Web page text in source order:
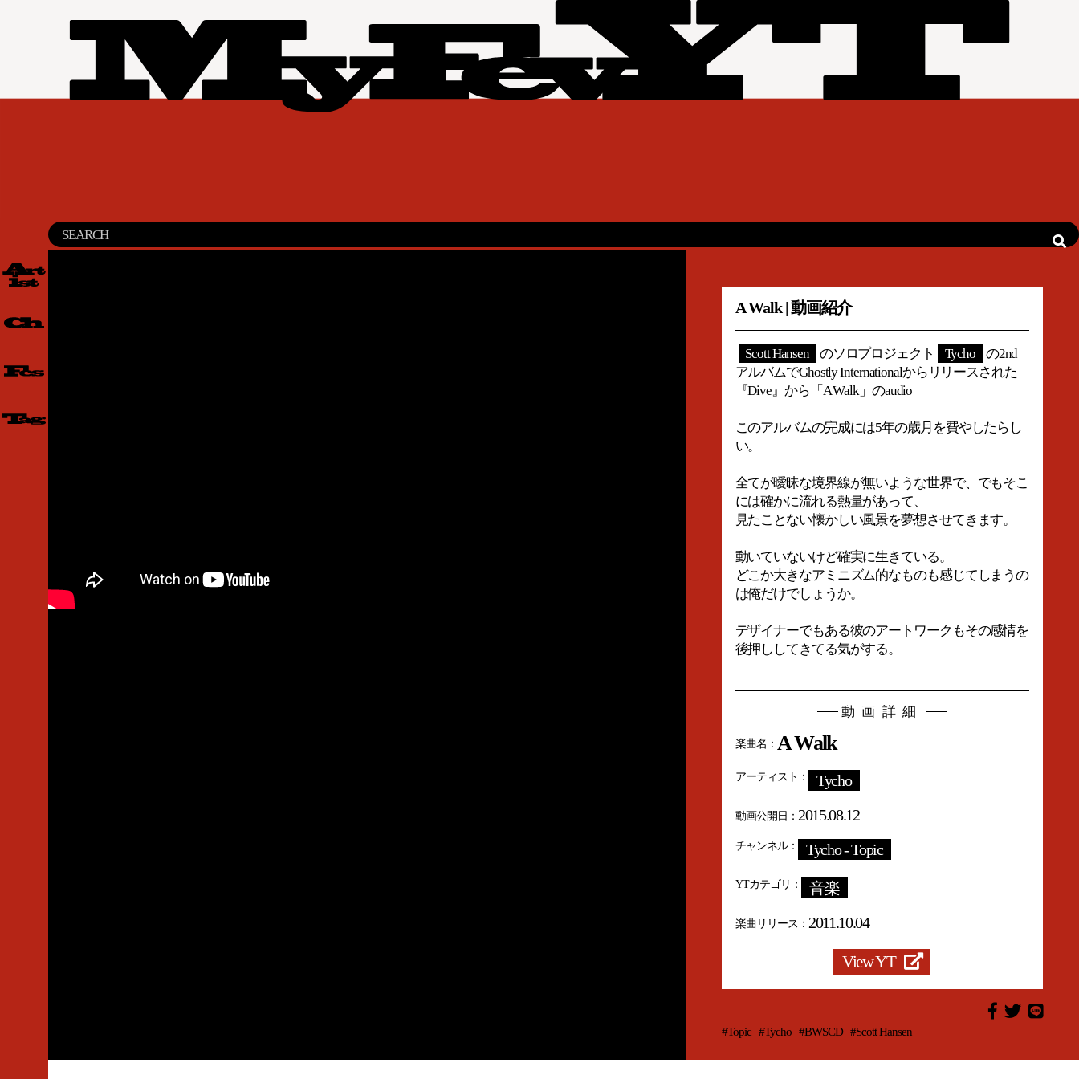
A Walk | 動画紹介
Scott Hansen のソロプロジェクト Tycho
の2nd
アルバムでGhostly Internationalからリリースされた
『Dive』から「A Walk」のaudio
このアルバムの完成には5年の歳月を費やしたらし
い。
全てが曖昧な境界線が無いような世界で、でもそこ
には確かに流れる熱量があって、
見たことない懐かしい風景を夢想させてきます。
動いていないけど確実に生きている。
どこか大きなアミニズム的なものも感じてしまうの
は俺だけでしょうか。
デザイナーでもある彼のアートワークもその感情を
後押ししてきてる気がする。
動画詳細
楽曲名 A Walk
アーティスト Tycho
動画公開日 2015.08.12
チャンネル Tycho - Topic
YTカテゴリ 音楽
楽曲リリース 2011.10.04
View YT
#Topic #Tycho #BWSCD #Scott Hansen